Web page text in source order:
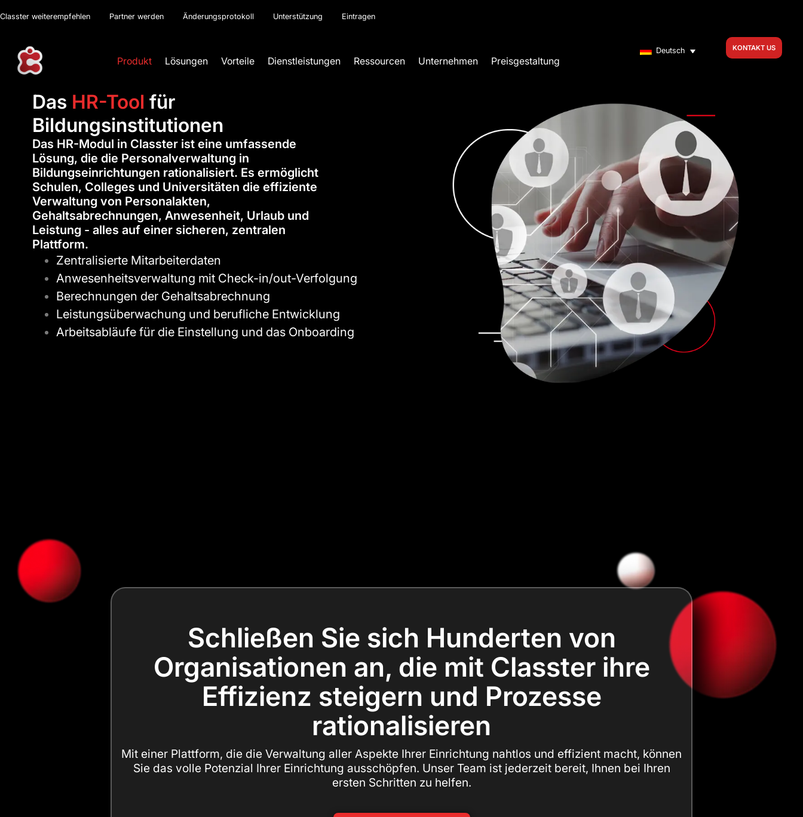
Classter weiterempfehlen Partner werden Änderungsprotokoll Unterstützung Eintragen
Produkt Lösungen Vorteile Dienstleistungen Ressourcen Unternehmen Preisgestaltung
Deutsch KONTAKT US
Das HR-Tool für
Bildungsinstitutionen
Das HR-Modul in Classter ist eine umfassende
Lösung, die die Personalverwaltung in
Bildungseinrichtungen rationalisiert. Es ermöglicht
Schulen, Colleges und Universitäten die effiziente
Verwaltung von Personalakten,
Gehaltsabrechnungen, Anwesenheit, Urlaub und
Leistung - alles auf einer sicheren, zentralen
Plattform.
Zentralisierte Mitarbeiterdaten
Anwesenheitsverwaltung mit Check-in/out-Verfolgung
Berechnungen der Gehaltsabrechnung
Leistungsüberwachung und berufliche Entwicklung
Arbeitsabläufe für die Einstellung und das Onboarding
Schließen Sie sich Hunderten von
Organisationen an, die mit Classter ihre
Effizienz steigern und Prozesse
rationalisieren
Mit einer Plattform, die die Verwaltung aller Aspekte Ihrer Einrichtung nahtlos und effizient macht, können
Sie das volle Potenzial Ihrer Einrichtung ausschöpfen. Unser Team ist jederzeit bereit, Ihnen bei Ihren
ersten Schritten zu helfen.